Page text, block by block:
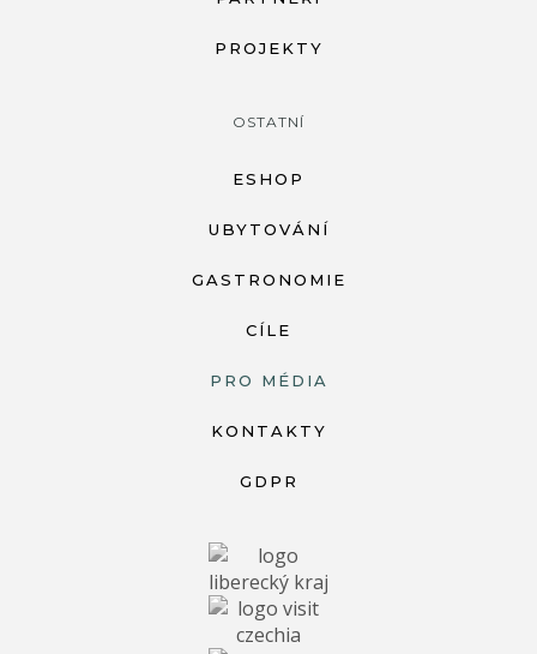
PROJEKTY
OSTATNÍ
ESHOP
UBYTOVÁNÍ
GASTRONOMIE
CÍLE
PRO MÉDIA
KONTAKTY
GDPR